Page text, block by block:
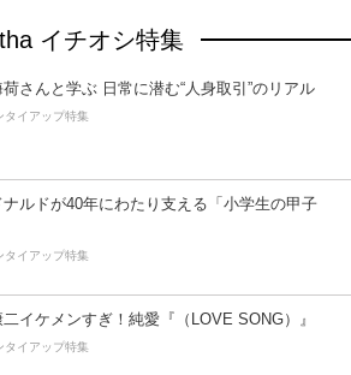
イチオシ特集
荷さんと学ぶ 日常に潜む“人身取引”のリアル
タイアップ特集
ナルドが40年にわたり支える「小学生の甲子
タイアップ特集
イケメンすぎ！純愛『（LOVE SONG）』
タイアップ特集